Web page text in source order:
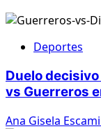
Deportes
Duelo
vs Guerreros
Ana Gisela